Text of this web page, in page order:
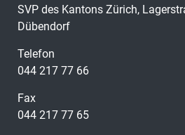
SVP des Kantons Zürich,
Dübendorf
Telefon
044 217 77 66
Fax
044 217 77 65